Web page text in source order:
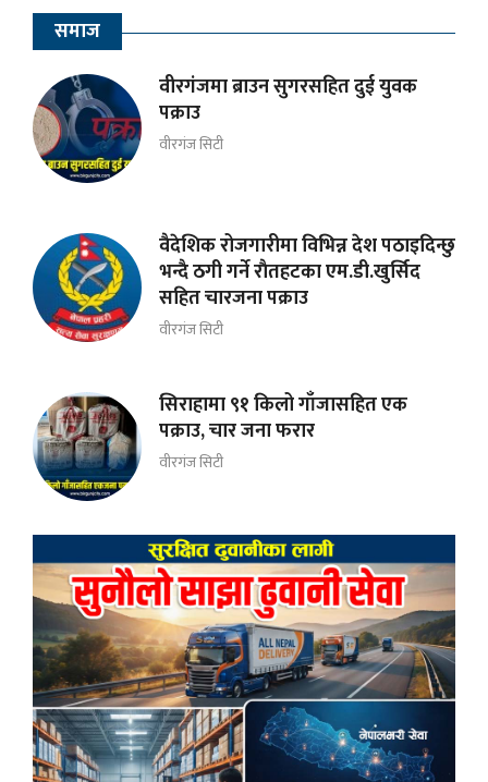
समाज
वीरगंजमा ब्राउन सुगरसहित दुई युवक
पक्राउ
वीरगंज सिटी
वैदेशिक रोजगारीमा विभिन्न देश पठाइदिन्छु
भन्दै ठगी गर्ने राैतहटका एम.डी.खुर्सिद
सहित चारजना पक्राउ
वीरगंज सिटी
सिराहामा ९१ किलो गाँजासहित एक
पक्राउ, चार जना फरार
वीरगंज सिटी